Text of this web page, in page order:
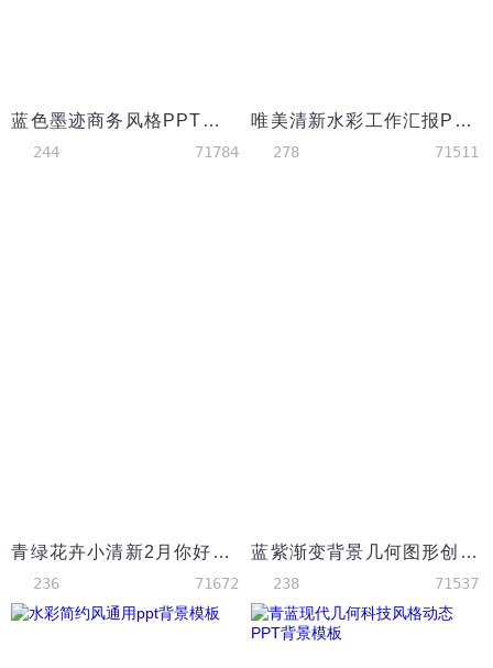
蓝色墨迹商务风格PPT背景模板
244 71784
唯美清新水彩工作汇报PPT背景
278 71511
青绿花卉小清新2月你好PPT背景模板
236 71672
蓝紫渐变背景几何图形创意封面简约iOS风格PPT背景模板
238 71537